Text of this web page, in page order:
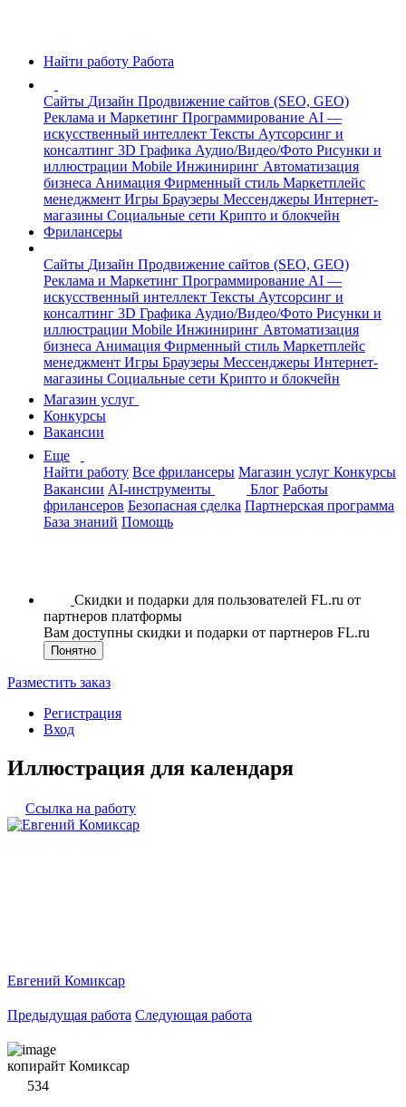
Найти работу Работа
Сайты Дизайн Продвижение сайтов (SEO, GEO)
Реклама и Маркетинг Программирование AI —
искусственный интеллект Тексты Аутсорсинг и
консалтинг 3D Графика Аудио/Видео/Фото Рисунки и
иллюстрации Mobile Инжиниринг Автоматизация
бизнеса Анимация Фирменный стиль Маркетплейс
менеджмент Игры Браузеры Мессенджеры Интернет-
магазины Социальные сети Крипто и блокчейн
Фрилансеры
Сайты Дизайн Продвижение сайтов (SEO, GEO)
Реклама и Маркетинг Программирование AI —
искусственный интеллект Тексты Аутсорсинг и
консалтинг 3D Графика Аудио/Видео/Фото Рисунки и
иллюстрации Mobile Инжиниринг Автоматизация
бизнеса Анимация Фирменный стиль Маркетплейс
менеджмент Игры Браузеры Мессенджеры Интернет-
магазины Социальные сети Крипто и блокчейн
Магазин услуг
Конкурсы
Вакансии
Еще
Найти работу Все фрилансеры Магазин услуг Конкурсы
Вакансии AI-инструменты Блог Работы
фрилансеров Безопасная сделка Партнерская программа
База знаний Помощь
Скидки и подарки для пользователей FL.ru от
партнеров платформы
Вам доступны скидки и подарки от партнеров FL.ru
Понятно
Разместить заказ
Регистрация
Вход
Иллюстрация для календаря
Ссылка на работу
Евгений Комиксар
Предыдущая работа Следующая работа
копирайт Комиксар
534